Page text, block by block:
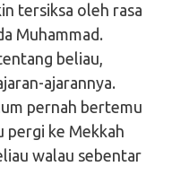
tersiksa oleh rasa
Muhammad.
beliau,
ajarannya.
pernah bertemu
pergi ke Mekkah
walau sebentar